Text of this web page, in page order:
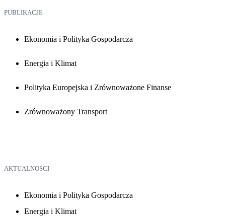
PUBLIKACJE
Ekonomia i Polityka Gospodarcza
Energia i Klimat
Polityka Europejska i Zrównoważone Finanse
Zrównoważony Transport
AKTUALNOŚCI
Ekonomia i Polityka Gospodarcza
Energia i Klimat